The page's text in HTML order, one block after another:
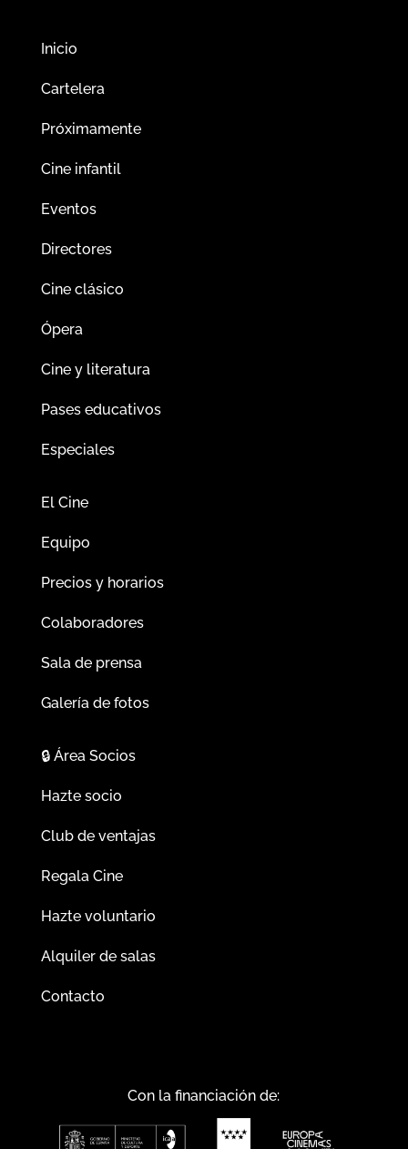
Inicio
Cartelera
Próximamente
Cine infantil
Eventos
Directores
Cine clásico
Ópera
Cine y literatura
Pases educativos
Especiales
El Cine
Equipo
Precios y horarios
Colaboradores
Sala de prensa
Galería de fotos
🔒Área Socios
Hazte socio
Club de ventajas
Regala Cine
Hazte voluntario
Alquiler de salas
Contacto
Con la financiación de: